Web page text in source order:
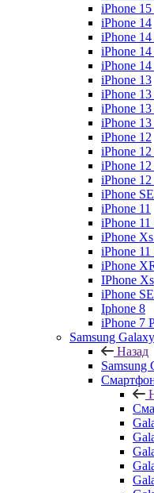
iPhone
iPhone 14
iPhone 14
iPhone
iPhone
iPhone 13
iPhone
iPhone
iPhone
iPhone 12
iPhone
iPhone
iPhone
iPhone
iPhone 11
iPhone 11
iPhone
iPhone
iPhone
IPhone Xs
iPhone
Iphone 8
iPhone 7
Samsung Galaxy
Назад
Samsung